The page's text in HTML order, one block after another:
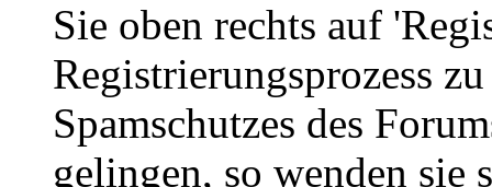
Sie oben rechts auf
Registrierungsprozess
Spamschutzes des
gelingen, so wenden sie